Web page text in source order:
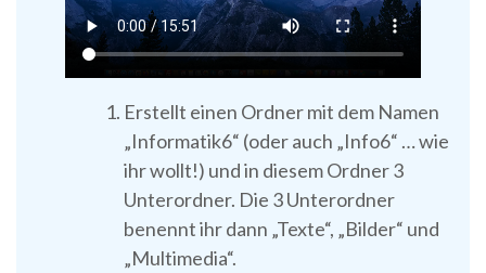
Erstellt einen Ordner mit dem Namen
„Informatik6“ (oder auch „Info6“ … wie
ihr wollt!) und in diesem Ordner 3
Unterordner. Die 3 Unterordner
benennt ihr dann „Texte“, „Bilder“ und
„Multimedia“.